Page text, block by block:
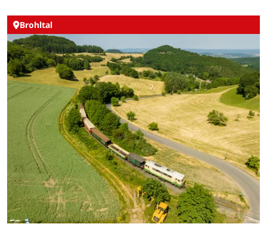
Brohltal